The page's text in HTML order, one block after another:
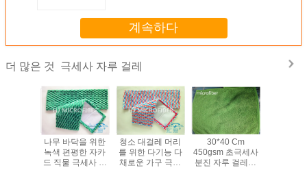
계속하다
더 많은 것 극세사 자루 걸레
나무 바닥을 위한
녹색 편평한 자카
드 직물 극세사 직
청소 대걸레 머리
를 위한 다기능 다
채로운 가구 극세
30*40 Cm
450gsm 초극세사
분진 자루 걸레는